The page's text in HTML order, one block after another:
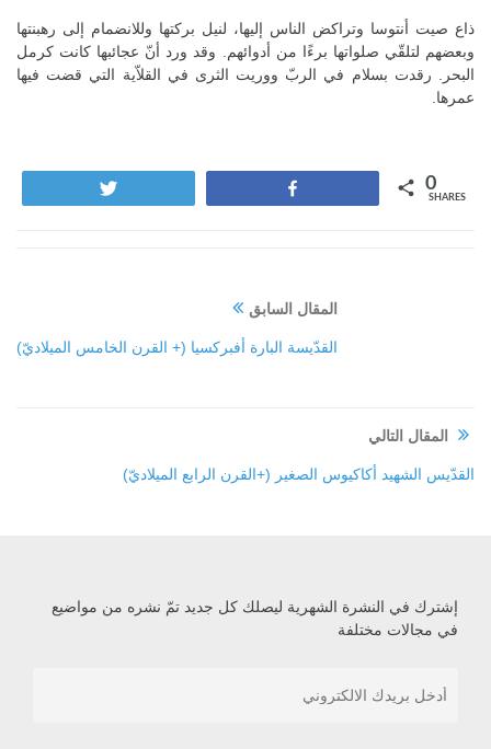
ذاع صيت أنتوسا وتراكض الناس إليها، لنيل بركتها وللانضمام إلى رهبنتها
وبعضهم لتلقّي صلواتها برءًا من أدوائهم. وقد ورد أنّ عجائبها كانت كرمل
البحر. رقدت بسلام في الربّ ووريت الثرى في القلاّية التي قضت فيها
عمرها.
0
SHARES
المقال السابق
القدّيسة البارة أفبركسيا (+ القرن الخامس الميلاديّ)
المقال التالي
القدّيس الشهيد أكاكيوس الصغير (+القرن الرابع الميلاديّ)
إشترك في النشرة الشهرية ليصلك كل جديد تمّ نشره من مواضيع
في مجالات مختلفة